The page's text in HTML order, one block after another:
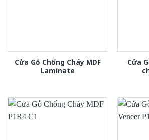
Cửa Gỗ Chống Cháy MDF
Laminate
Cửa